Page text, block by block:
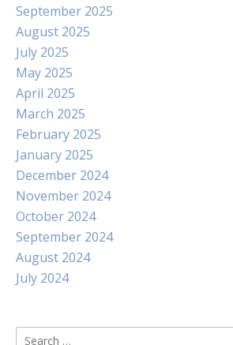
September 2025
August 2025
July 2025
May 2025
April 2025
March 2025
February 2025
January 2025
December 2024
November 2024
October 2024
September 2024
August 2024
July 2024
Search